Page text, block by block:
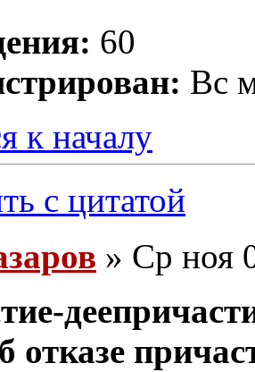
60
Вс
к началу
с цитатой
» Ср ноя
отказе